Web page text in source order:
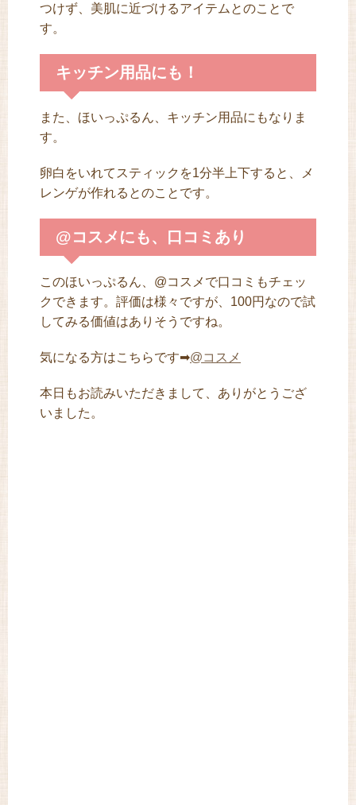
つけず、美肌に近づけるアイテムとのことで
す。
キッチン用品にも！
また、ほいっぷるん、キッチン用品にもなりま
す。
卵白をいれてスティックを1分半上下すると、メ
レンゲが作れるとのことです。
@コスメにも、口コミあり
このほいっぷるん、@コスメで口コミもチェッ
クできます。評価は様々ですが、100円なので試
してみる価値はありそうですね。
気になる方はこちらです➡@コスメ
本日もお読みいただきまして、ありがとうござ
いました。